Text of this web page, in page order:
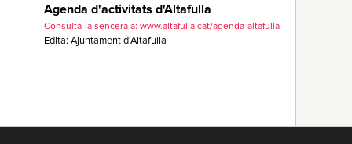
Agenda d'activitats d'Altafulla
Consulta-la sencera a: www.altafulla.cat/agenda-altafulla
Edita: Ajuntament d'Altafulla